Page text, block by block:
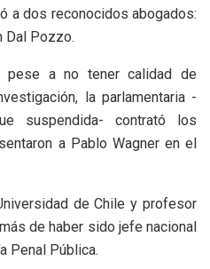
a dos reconocidos abogados:
Dal Pozzo.
pese a no tener calidad de
la parlamentaria -
suspendida- contrató los
a Pablo Wagner en el
de Chile y profesor
de haber sido jefe nacional
Penal Pública.